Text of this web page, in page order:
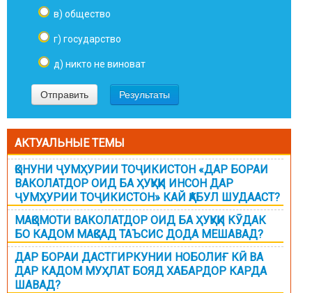
в) общество
г) государство
д) никто не виноват
АКТУАЛЬНЫЕ ТЕМЫ
ҚОНУНИ ҶУМҲУРИИ ТОҶИКИСТОН «ДАР БОРАИ
ВАКОЛАТДОР ОИД БА ҲУҚУҚИ ИНСОН ДАР
ҶУМҲУРИИ ТОҶИКИСТОН» КАЙ ҚАБУЛ ШУДААСТ?
МАҚОМОТИ ВАКОЛАТДОР ОИД БА ҲУҚУҚИ КӮДАК
БО КАДОМ МАҚСАД ТАЪСИС ДОДА МЕШАВАД?
ДАР БОРАИ ДАСТГИРКУНИИ НОБОЛИҒ КӢ ВА
ДАР КАДОМ МУҲЛАТ БОЯД ХАБАРДОР КАРДА
ШАВАД?